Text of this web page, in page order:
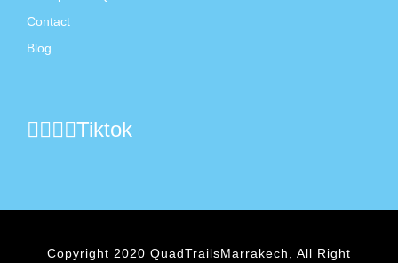
Contact
Blog
Tiktok
Copyright 2020 QuadTrailsMarrakech, All Right